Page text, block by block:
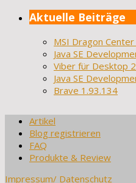
Aktuelle Beiträge
MSI Dragon
Java SE
Viber für Desktop
Java SE
Brave 1.93.134
Artikel
Blog registrieren
FAQ
Produkte & Review
Impressum/ Datenschutz